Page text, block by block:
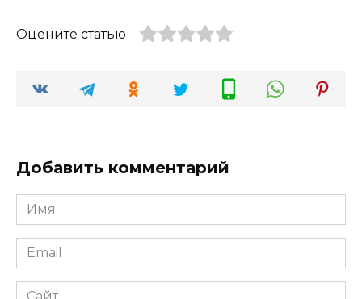
Оцените статью
Добавить комментарий
Имя
*
Email
*
Сайт